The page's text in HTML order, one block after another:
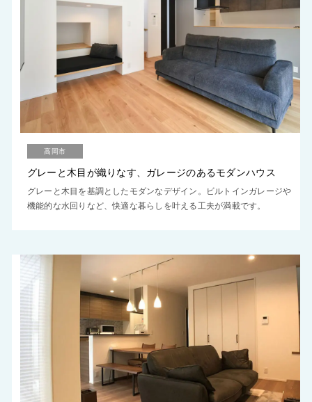
高岡市
グレーと木目が織りなす、ガレージのあるモダンハウス
グレーと木目を基調としたモダンなデザイン。ビルトインガレージや
機能的な水回りなど、快適な暮らしを叶える工夫が満載です。